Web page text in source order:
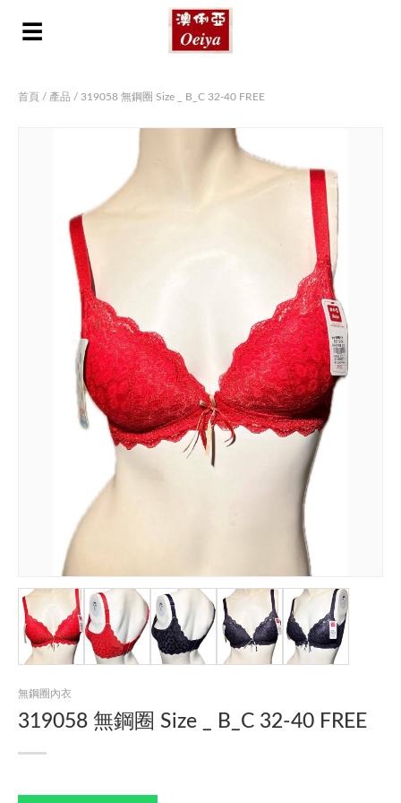
☰
首頁 / 產品 / 319058 無鋼圈 Size _ B_C 32-40 FREE
無鋼圈內衣
319058 無鋼圈 Size _ B_C 32-40 FREE